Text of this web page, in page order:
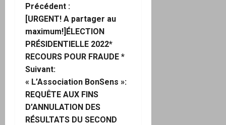
N
a
v
i
g
a
Précédent :
[URGENT! A partager au
maximum!]ÉLECTION
PRÉSIDENTIELLE 2022*
RECOURS POUR FRAUDE *
Suivant:
« L’Association BonSens »:
REQUÊTE AUX FINS
D’ANNULATION DES
RÉSULTATS DU SECOND